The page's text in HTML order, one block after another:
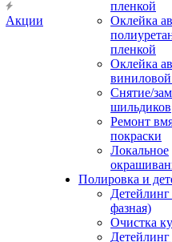
Акции
пленкой
Оклейка
пленкой
Оклейка
Снятие/
шильдиков
Ремонт
покраски
Локальное
Полировка и
фазная)
Очистка
Детейлинг